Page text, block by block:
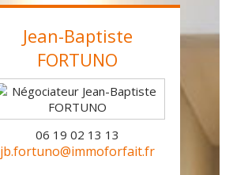
Jean-Baptiste
FORTUNO
06 19 02 13 13
jb.fortuno@immoforfait.fr